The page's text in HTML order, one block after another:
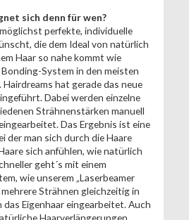
sich denn für wen?
perfekte, individuelle
die dem Ideal von natürlich
Haar so nahe kommt wie
System in den meisten
Hairdreams hat gerade das neue
Dabei werden einzelne
Strähnenstärken manuell
Das Ergebnis ist eine
der man sich durch die Haare
sich anfühlen, wie natürlich
geht´s mit einem
wie unserem „Laserbeamer
Strähnen gleichzeitig in
Eigenhaar eingearbeitet. Auch